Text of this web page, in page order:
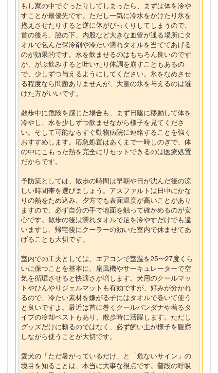
もし家の中でぐったりしてしまったら、まずは体を冷や
すことが最優先です。ただし一気に冷水をかけたり氷を
抱えさせたりすると逆に体がびっくりしてしまうので、
首の後ろ、脇の下、内股など大きな血管が通る場所にタ
オルで包んだ保冷剤や冷たい濡れタオルを当ててあげる
のが効果的です。水を飲ませるのはもちろん良いのです
が、がぶ飲みすると吐いたり体調を崩すこともあるの
で、少しずつ与えるようにしてください。氷をなめさせ
る程度なら問題ありませんが、大量の氷を与えるのは避
けた方がいいです。
散歩中に危険を感じた場合も、まず日陰に移動して体を
冷やし、水を少しずつ飲ませながら様子を見てくださ
い。そして可能ならすぐ動物病院に連絡することを強く
おすすめします。応急処置はあくまで一時しのぎで、体
の中にこもった熱を完全にリセットできるのは医療処置
だからです。
予防策としては、散歩の時間は早朝や日が沈んだ後の涼
しい時間帯を選びましょう。アスファルトは日中にかな
りの熱をため込み、夕方でも表面温度が高いことがあり
ますので、必ず自分の手で地面を触って確かめるのが安
心です。散歩の後は濡れタオルで足を冷やすだけでも違
いますし、帰宅後にクーラーの効いた室内で休ませてあ
げることも大切です。
室内での工夫としては、エアコンで室温を25〜27度くら
いに保つことを基本に、扇風機やサーキュレーターで空
気を循環させると快適さが増します。犬用のクールマッ
トやひんやりジェルマットも有効ですが、好みが分かれ
るので、冷たい素材を嫌がる子にはタオルで巻いて使う
と良いですよ。最近は首に巻くクールバンダナや着るタ
イプの冷却ベストもあり、散歩時に活躍します。ただし
グッズだけに頼るのではなく、必ず飼い主が様子を観察
しながら使うことが大切です。
愛犬の「ただ暑がっているだけ」と「危ないサイン」の
境目を知ることは、本当に大事な視点です。普段の呼吸